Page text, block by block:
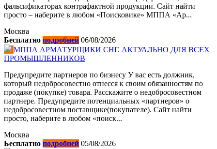
фальсификаторах контрафактной продукции. Сайт найти
просто – наберите в любом «Поисковике» МППА «Ар...
Москва
Бесплатно подробней 06/08/2026
МППА АРМАТУРЩИКИ СНГ. АКТУАЛЬНО ДЛЯ ВСЕХ
ПРОМЫШЛЕННИКОВ
Предупредите партнеров по бизнесу У вас есть должник,
который недобросовестно отнесся к своим обязанностям по
продаже (покупке) товара. Расскажите о недобросовестном
партнере. Предупредите потенциальных «партнеров» о
недобросовестном поставщике(покупателе). Сайт найти
просто, наберите в любом «поиск...
Москва
Бесплатно подробней 05/08/2026